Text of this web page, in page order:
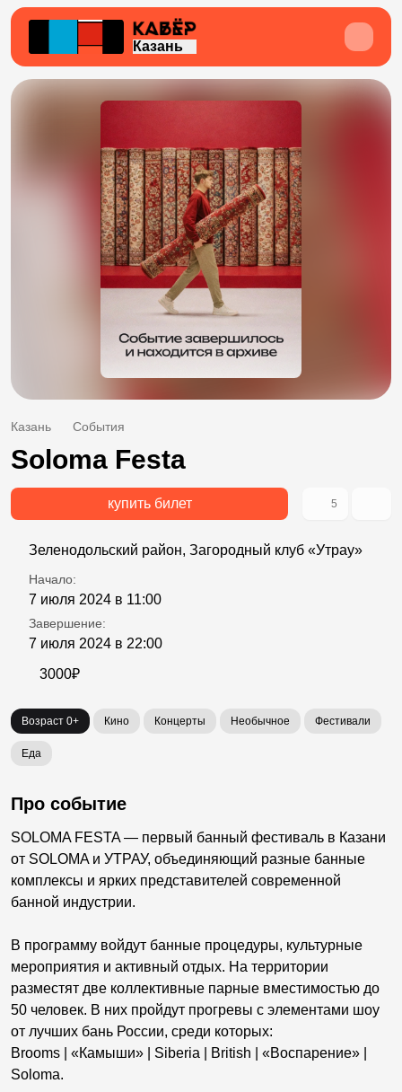
Казань
Казань События
Soloma Festa
купить билет 5
Зеленодольский район, Загородный клуб «Утрау»
Начало:
7 июля 2024 в 11:00
Завершение:
7 июля 2024 в 22:00
3000₽
Возраст 0+ Кино Концерты Необычное Фестивали
Еда
Про событие
SOLOMA FESTA — первый банный фестиваль в Казани
от SOLOMA и УТРАУ, объединяющий разные банные
комплексы и ярких представителей современной
банной индустрии.
В программу войдут банные процедуры, культурные
мероприятия и активный отдых. На территории
разместят две коллективные парные вместимостью до
50 человек. В них пройдут прогревы с элементами шоу
от лучших бань России, среди которых:
Brooms | «Камыши» | Siberia | British | «Воспарение» |
Soloma.